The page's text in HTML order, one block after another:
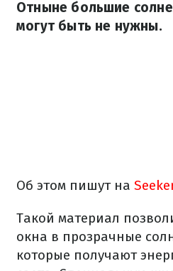
Отныне большие
могут быть не нужны.
Об этом пишут на
Такой материал
окна в прозрачные
которые получают